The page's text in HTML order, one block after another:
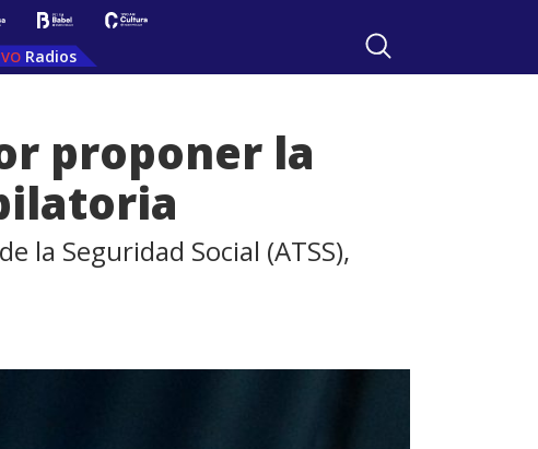
Radios
proponer la
la Seguridad Social (ATSS),